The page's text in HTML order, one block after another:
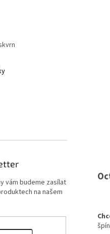
vám budeme zasílat
na našem